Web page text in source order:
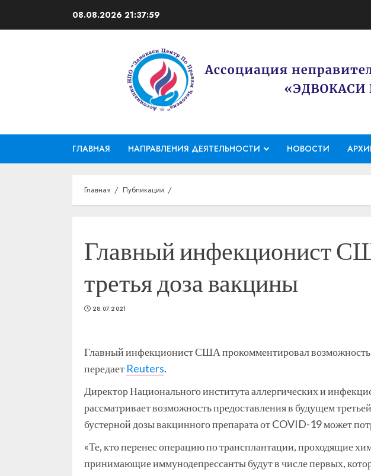
08.08.2026 21:38:00
ГЛАВНАЯ НАПРАВЛЕНИЯ ДЕЯТЕЛЬНОСТИ НОВОСТИ
Главная Публикации
Главный инфекционист
третья доза вакцины
28.07.2021
Главный инфекционист США прокомментировал возможность
передает Reuters.
Директор Национального института аллергических и
рассматривает возможность предоставления в будущем
бустерной дозы вакцинного препарата от COVID-19 может
«Те, кто перенес операцию по трансплантации, проходящие
принимающие иммунодепрессанты будут в числе первых,